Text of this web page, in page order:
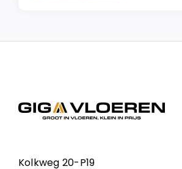
Kolkweg 20-P19